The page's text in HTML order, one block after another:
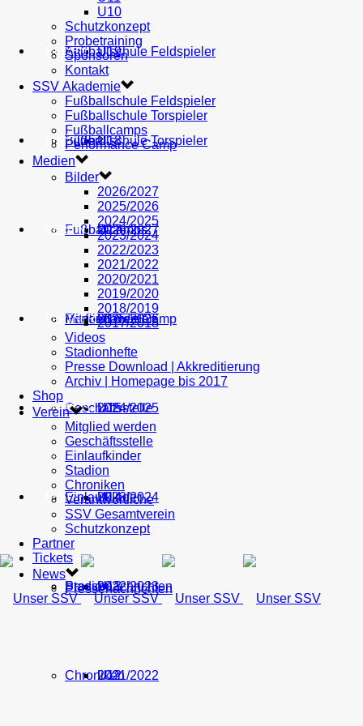
AH U19
U18
U17
U16
U15
U14
U13
U12
Fußballschule Feldspieler
Fußballschule Torspieler
Fußballcamps
Performance Camp
MEDIEN
Bilder
2026/2027
2025/2026
2024/2025
2023/2024
2022/2023
2021/2022
SHOP
VEREIN
Mitglied werden
Geschäftsstelle
Einlaufkinder
Stadion
Chroniken
PARTNER
TICKETS
NEWS
Pressenachrichten
U10
Schutzkonzept
Probetraining
Sponsoren
Kontakt
SSV Akademie
Fußballschule Feldspieler
Fußballschule Torspieler
Fußballcamps
Performance Camp
Medien
Bilder
2026/2027
2025/2026
2024/2025
2023/2024
2022/2023
2021/2022
2020/2021
2019/2020
2018/2019
2017/2018
Videos
Stadionhefte
Presse Download | Akkreditierung
Archiv | Homepage bis 2017
Shop
Verein
Mitglied werden
Geschäftsstelle
Einlaufkinder
Stadion
Chroniken
Verantwortliche
SSV Gesamtverein
Schutzkonzept
Partner
Tickets
News
Pressenachrichten